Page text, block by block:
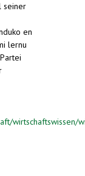
seiner
en
lernu
wirtschaftswissen/